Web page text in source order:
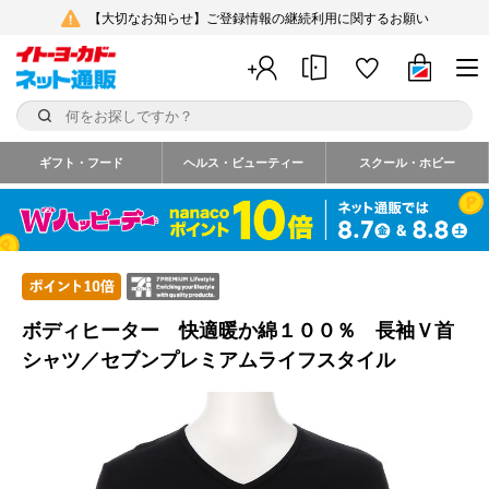
【大切なお知らせ】ご登録情報の継続利用に関するお願い
ギフト・フード ヘルス・ビューティー スクール・ホビー
ボディヒーター 快適暖か綿１００％ 長袖Ｖ首
シャツ／セブンプレミアムライフスタイル